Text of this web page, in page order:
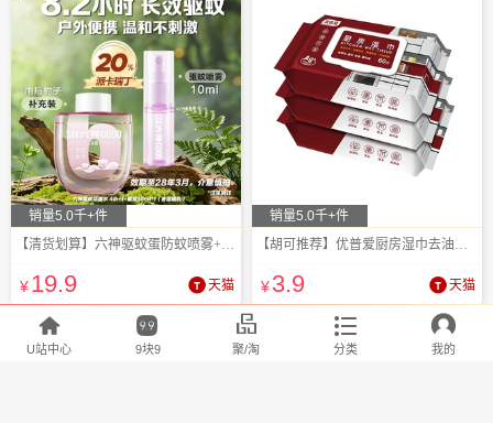
销量5.0千+件
【清货划算】六神驱蚊蛋防蚊喷雾+补充装
¥19.9 天猫
销量5.0千+件
【胡可推荐】优普爱厨房湿巾去油去污60片
¥3.9 天猫

U站中心

9块9

聚/淘

分类

我的